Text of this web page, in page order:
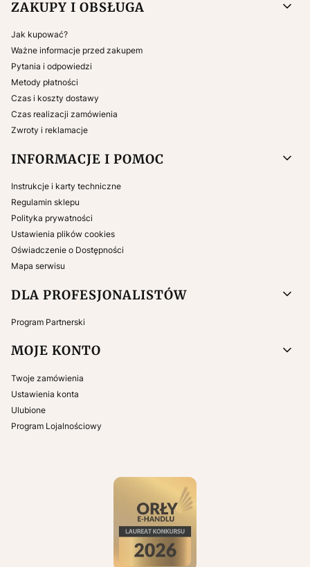
ZAKUPY I OBSŁUGA
Jak kupować?
Ważne informacje przed zakupem
Pytania i odpowiedzi
Metody płatności
Czas i koszty dostawy
Czas realizacji zamówienia
Zwroty i reklamacje
INFORMACJE I POMOC
Instrukcje i karty techniczne
Regulamin sklepu
Polityka prywatności
Ustawienia plików cookies
Oświadczenie o Dostępności
Mapa serwisu
DLA PROFESJONALISTÓW
Program Partnerski
MOJE KONTO
Twoje zamówienia
Ustawienia konta
Ulubione
Program Lojalnościowy